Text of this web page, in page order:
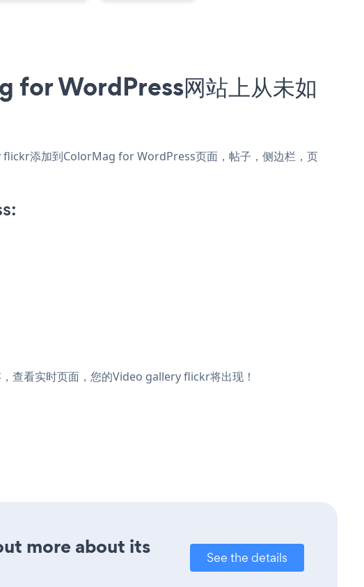
WordPress网站上从未如
添加到ColorMag for WordPress页面，帖子，侧边栏，页
看实时页面，您的Video gallery flickr将出现！
more about its
See the details